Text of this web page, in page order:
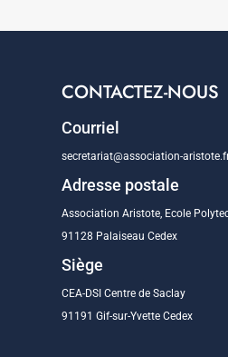
CONTACTEZ-NOUS
Courriel
secretariat@association-
Adresse postale
Association Aristote, Ecole
91128 Palaiseau Cedex
Siège
CEA-DSI Centre de Saclay
91191 Gif-sur-Yvette Cedex